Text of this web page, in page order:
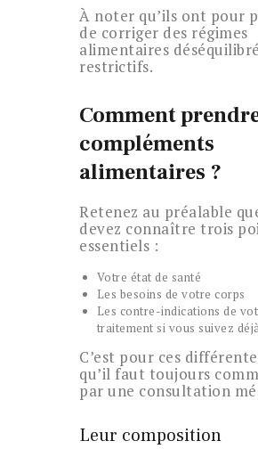
À noter qu’ils ont pour
de corriger des régimes
alimentaires
restrictifs.
Comment
compléments
alimentaires ?
Retenez au préalable
devez connaître trois
essentiels :
Votre état de santé
Les besoins de votre corps
Les contre-indications de
traitement si vous suivez
C’est pour ces
qu’il faut toujours
par une consultation
Leur composition